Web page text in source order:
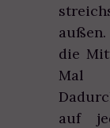
die
Mal
auf